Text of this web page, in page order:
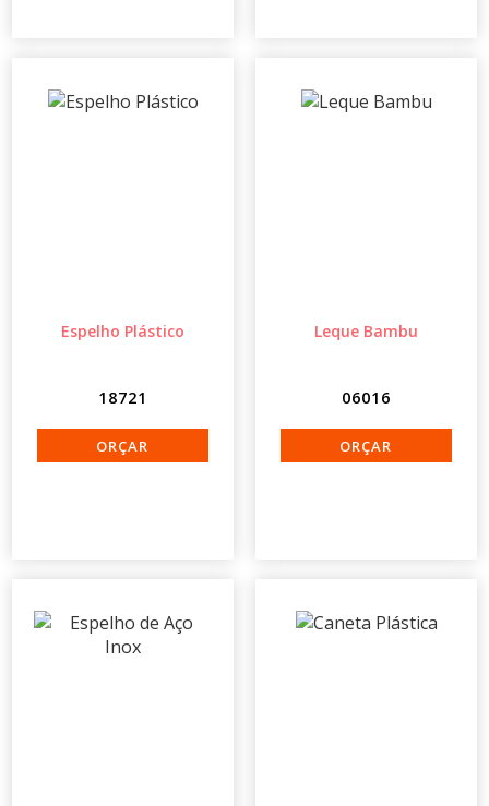
Espelho Plástico
18721
Leque Bambu
06016